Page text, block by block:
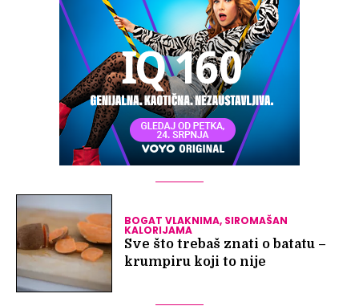
BOGAT VLAKNIMA, SIROMAŠAN
KALORIJAMA
Sve što trebaš znati o batatu –
krumpiru koji to nije